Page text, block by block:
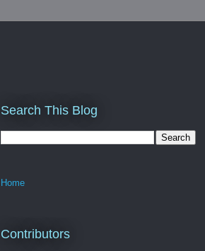
Search This Blog
Home
Contributors